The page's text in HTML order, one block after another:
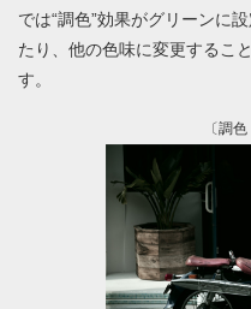
では“調色”効果がグリーンに
たり、他の色味に変更するこ
す。
〔調